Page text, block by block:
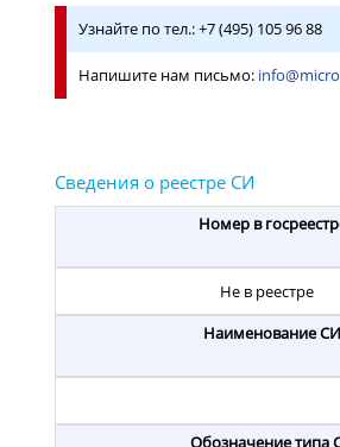
Узнайте по тел.: +7 (495) 105 96 88
Напишите нам письмо:
Номер в
Не в реестре
Наименование СИ
Обозначение типа